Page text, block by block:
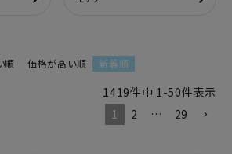
順 価格が高い順 新着順
1419件中 1-50件表示
1
2 … 29